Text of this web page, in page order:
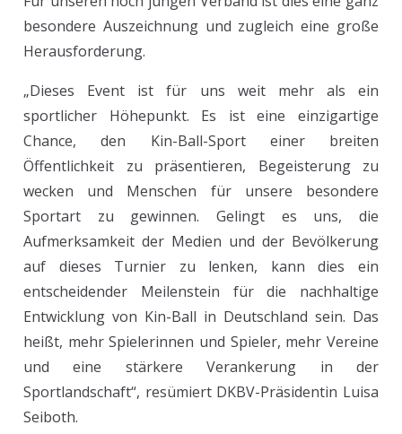
besondere Auszeichnung und zugleich eine große
Herausforderung.
„Dieses Event ist für uns weit mehr als ein
sportlicher Höhepunkt. Es ist eine einzigartige
Chance, den Kin-Ball-Sport einer breiten
Öffentlichkeit zu präsentieren, Begeisterung zu
wecken und Menschen für unsere besondere
Sportart zu gewinnen. Gelingt es uns, die
Aufmerksamkeit der Medien und der Bevölkerung
auf dieses Turnier zu lenken, kann dies ein
entscheidender Meilenstein für die nachhaltige
Entwicklung von Kin-Ball in Deutschland sein. Das
heißt, mehr Spielerinnen und Spieler, mehr Vereine
und eine stärkere Verankerung in der
Sportlandschaft“, resümiert DKBV-Präsidentin Luisa
Seiboth.